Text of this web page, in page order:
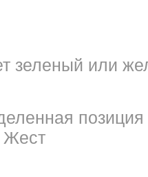
или
Жест